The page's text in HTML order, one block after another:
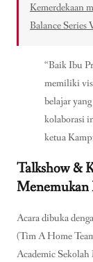
Kemerdekaan
Balance Series
“Baik Ibu
memiliki
belajar
kolaborasi
ketua
Talkshow &
Acara dibuka
(Tim A Home
Academic